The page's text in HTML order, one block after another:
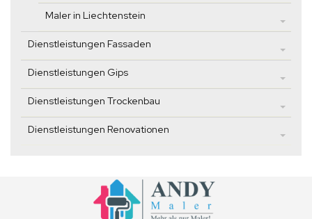
Maler in Liechtenstein
Dienstleistungen Fassaden
Dienstleistungen Gips
Dienstleistungen Trockenbau
Dienstleistungen Renovationen